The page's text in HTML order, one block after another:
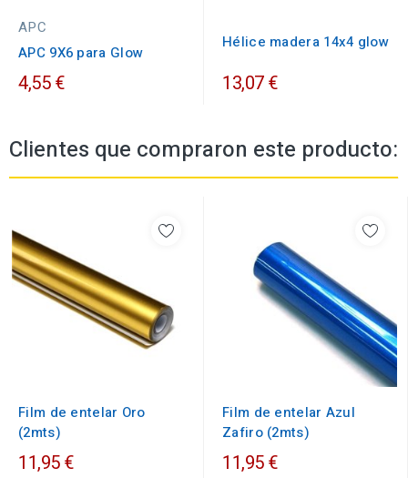
APC
APC 9X6 para Glow
4,55 €
Hélice madera 14x4 glow
13,07 €
Clientes que compraron este producto:
Film de entelar Oro
(2mts)
11,95 €
Film de entelar Azul
Zafiro (2mts)
11,95 €